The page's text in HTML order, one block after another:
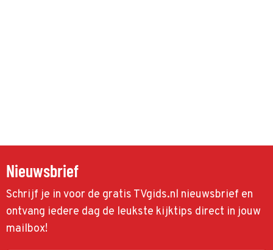
Nieuwsbrief
Schrijf je in voor de gratis TVgids.nl nieuwsbrief en
ontvang iedere dag de leukste kijktips direct in jouw
mailbox!